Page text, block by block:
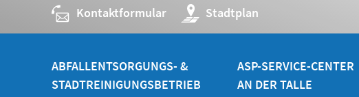
Kontaktformular Stadtplan
(Öffnet
in
einem
Tab)
ABFALLENTSORGUNGS- &
STADTREINIGUNGSBETRIEB
ASP-SERVICE-CENTER
AN DER TALLE